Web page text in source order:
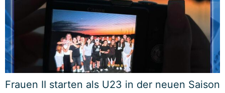
Frauen II starten als U23 in der neuen Saison